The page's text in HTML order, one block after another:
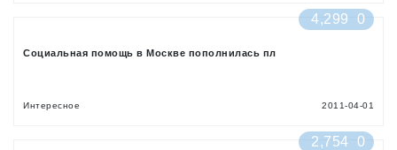
4,299 0
Социальная помощь в Москве пополнилась пл
Интересное 2011-04-01
2,754 0